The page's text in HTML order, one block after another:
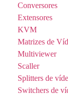
Conversores
Extensores
KVM
Matrizes de
Multiviewer
Scaller
Splitters de
Switchers de